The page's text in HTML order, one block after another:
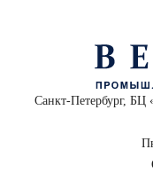
Санкт-Петербург, БЦ